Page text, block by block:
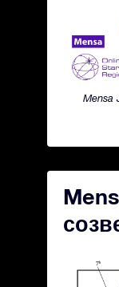
Mensa